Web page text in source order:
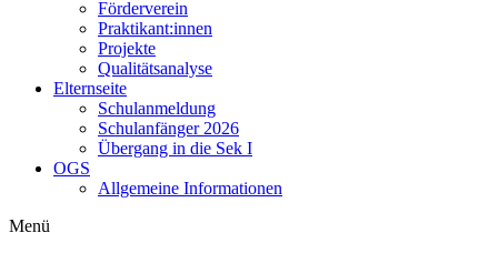
Förderverein
Praktikant:innen
Projekte
Qualitätsanalyse
Elternseite
Schulanmeldung
Schulanfänger 2026
Übergang in die Sek I
OGS
Allgemeine Informationen
Menü